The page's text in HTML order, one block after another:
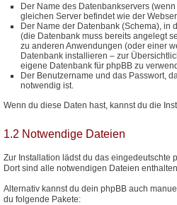
Der Name des Datenbankservers
gleichen Server befindet wie der
Der Name der Datenbank (Schema), in
(die Datenbank muss bereits angelegt
zu anderen Anwendungen (oder einer
Datenbank installieren – zur
eigene Datenbank für phpBB zu
Der Benutzername und das Passwort,
notwendig ist.
Wenn du diese Daten hast, kannst du die
1.2 Notwendige Dateien
Zur Installation lädst du das eingedeutschte
Dort sind alle notwendigen Dateien
Alternativ kannst du dein phpBB auch
du folgende Pakete: